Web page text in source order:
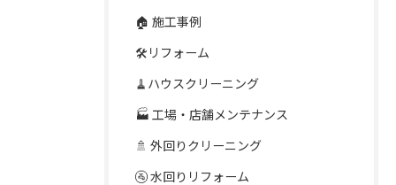
🏠 施工事例
🛠️リフォーム
🧹ハウスクリーニング
🏭 工場・店舗メンテナンス
🚿 外回りクリーニング
🚰 水回りリフォーム